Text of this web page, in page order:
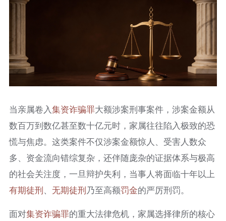
当亲属卷入集资诈骗罪大额涉案刑事案件，涉案金额从
数百万到数亿甚至数十亿元时，家属往往陷入极致的恐
慌与焦虑。这类案件不仅涉案金额惊人、受害人数众
多、资金流向错综复杂，还伴随庞杂的证据体系与极高
的社会关注度，一旦辩护失利，当事人将面临十年以上
有期徒刑、 无期徒刑乃至高额罚金的严厉刑罚。
面对集资诈骗罪的重大法律危机，家属选择律所的核心